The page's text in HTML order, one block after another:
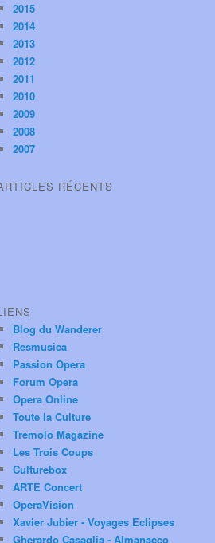
2015
2014
2013
2012
2011
2010
2009
2008
2007
RÉCENTS
Blog du Wanderer
Resmusica
Passion Opera
Forum Opera
Opera Online
Toute la Culture
Tremolo Magazine
Les Trois Coups
Culturebox
ARTE Concert
OperaVision
Xavier Jubier - Voyages Eclipses
Gherardo Casaglia - Almanacco